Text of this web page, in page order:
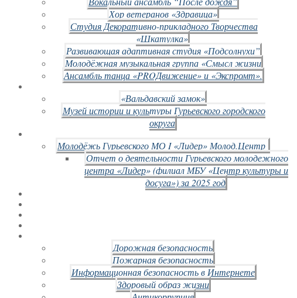
Хор ветеранов «Здравица»
Студия Декоративно-прикладного Творчества
«Шкатулка»
Развивающая адаптивная студия «Подсолнухи”
Молодёжная музыкальная группа «Смысл жизни
Ансамбль танца «PROДвижение» и «Экспромт».
«Вальдавский замок»
Музей истории и культуры Гурьевского городского
округа
Молодёжь Гурьевского МО I «Лидер» Молод.Центр
Отчет о деятельности Гурьевского молодежного
центра «Лидер» (филиал МБУ «Центр культуры и
досуга») за 2025 год
Дорожная безопасность
Пожарная безопасность
Информационная безопасность в Интернете
Здоровый образ жизни